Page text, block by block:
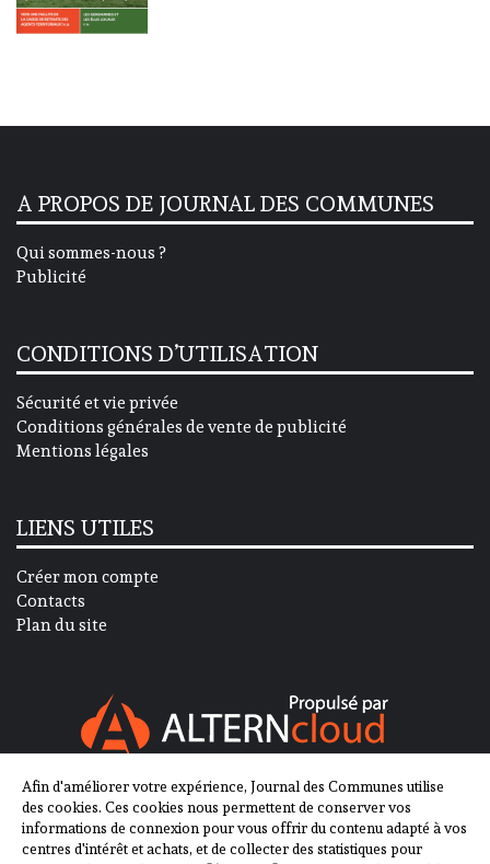
A PROPOS DE JOURNAL DES COMMUNES
Qui sommes-nous ?
Publicité
CONDITIONS D’UTILISATION
Sécurité et vie privée
Conditions générales de vente de publicité
Mentions légales
LIENS UTILES
Créer mon compte
Contacts
Plan du site
SUIVEZ-NOUS SUR
Afin d'améliorer votre expérience, Journal des Communes utilise
des cookies. Ces cookies nous permettent de conserver vos
informations de connexion pour vous offrir du contenu adapté à vos
centres d'intérêt et achats, et de collecter des statistiques pour